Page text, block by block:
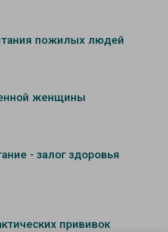
пожилых людей
женщины
- залог здоровья
прививок